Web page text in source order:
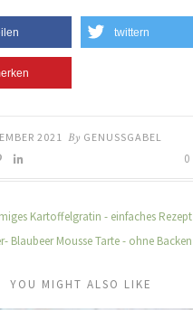
twittern
2021 By GENUSSGABEL
0
Kartoffelgratin - einfaches Rezept
Blaubeer Mousse Tarte - ohne Backen
YOU MIGHT ALSO LIKE